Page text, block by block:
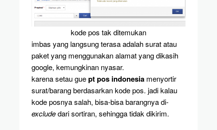
kode pos tak ditemukan
imbas yang langsung terasa adalah surat atau
paket yang menggunakan alamat yang dikasih
google, kemungkinan nyasar.
karena setau guept pos indonesia menyortir
surat/barang berdasarkan kode pos. jadi kalau
kode posnya salah, bisa-bisa barangnya di-
excludedari sortiran, sehingga tidak dikirim.